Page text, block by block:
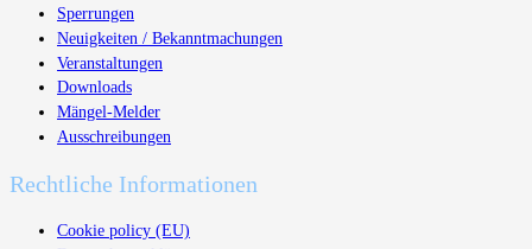
Sperrungen
Neuigkeiten / Bekanntmachungen
Veranstaltungen
Downloads
Mängel-Melder
Ausschreibungen
Rechtliche Informationen
Cookie policy (EU)